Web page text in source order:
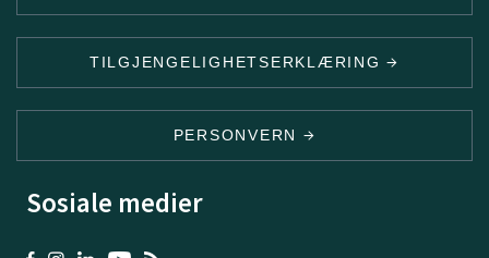
TILGJENGELIGHETSERKLÆRING
PERSONVERN
Sosiale medier